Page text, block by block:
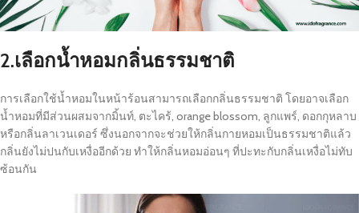
2.เลือกน้ำหอมกลิ่นธรรมชาติ
การเลือกใช้น้ำหอมในหน้าร้อนสามารถเลือกกลิ่นธรรมชาติ โดยอาจเลือก
น้ำหอมที่มีส่วนผสมจากมิ้นท์, ตะไคร้, orange blossom, ลูกแพร์, ดอกกุหลาบ
หรือกลิ่นลาเวนเดอร์ ซึ่งนอกจากจะช่วยให้กลิ่นกายหอมเป็นธรรมชาติแล้ว
กลิ่นยังไม่ปนกับเหงื่ออีกด้วย ทำให้กลิ่นหอมอ่อนๆ ที่ปะทะกับกลิ่นเหงื่อไม่ทับ
ซ้อนกัน